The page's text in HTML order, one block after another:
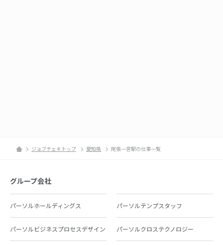
ジョブチェキトップ 愛知県 尾張一宮駅の仕事一覧
グループ会社
パーソルホールディングス パーソルテンプスタッフ
パーソルビジネスプロセスデザイン パーソルクロステクノロジー